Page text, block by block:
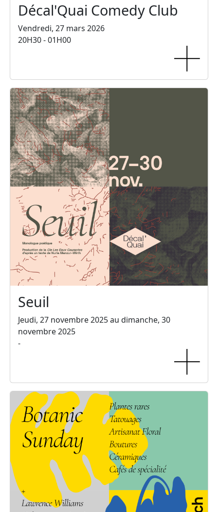
Décal'Quai Comedy Club
Vendredi, 27 mars 2026
20H30 - 01H00
Seuil
Jeudi, 27 novembre 2025 au dimanche, 30
novembre 2025
-